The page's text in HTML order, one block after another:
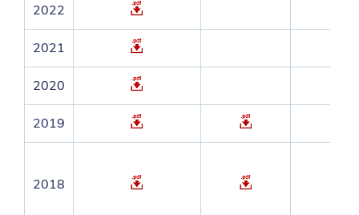
2022
2021
2020
2019
2018